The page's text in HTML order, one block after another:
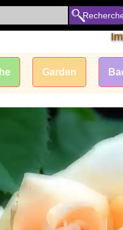
Garden